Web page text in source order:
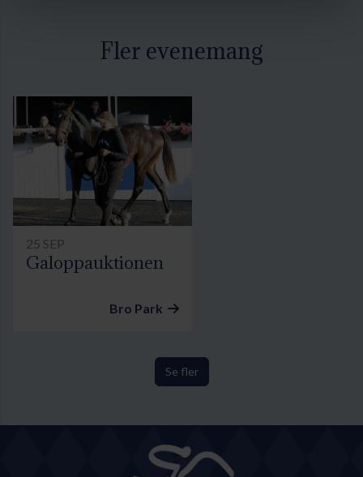
Fler evenemang
25 SEP
Galoppauktionen
Bro Park
Se fler